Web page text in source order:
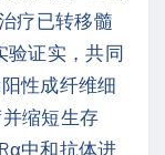
疗已转移髓
验证实，共同
性成纤维细
缩短生存
中和抗体进